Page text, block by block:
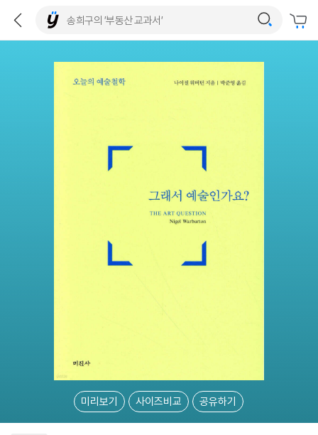
미리보기 사이즈비교 공유하기